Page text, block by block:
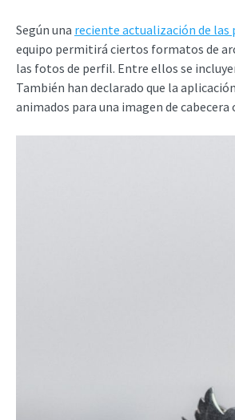
Según una reciente actualización de las
equipo permitirá ciertos formatos de
las fotos de perfil. Entre ellos se
También han declarado que la
animados para una imagen de cabecera